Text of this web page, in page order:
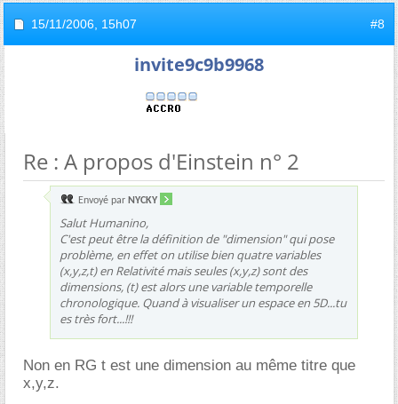
15/11/2006, 15h07 #8
invite9c9b9968
Re : A propos d'Einstein n° 2
Envoyé par NYCKY
Salut Humanino,
C'est peut être la définition de "dimension" qui pose
problème, en effet on utilise bien quatre variables
(x,y,z,t) en Relativité mais seules (x,y,z) sont des
dimensions, (t) est alors une variable temporelle
chronologique. Quand à visualiser un espace en 5D...tu
es très fort...!!!
Non en RG t est une dimension au même titre que
x,y,z.